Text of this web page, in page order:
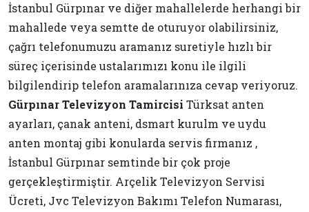
İstanbul Gürpınar ve diğer mahallelerde herhangi bir
mahallede veya semtte de oturuyor olabilirsiniz,
çağrı telefonumuzu aramanız suretiyle hızlı bir
süreç içerisinde ustalarımızı konu ile ilgili
bilgilendirip telefon aramalarınıza cevap veriyoruz.
Gürpınar Televizyon Tamircisi Türksat anten
ayarları, çanak anteni, dsmart kurulm ve uydu
anten montaj gibi konularda servis firmanız ,
İstanbul Gürpınar semtinde bir çok proje
gerçekleştirmiştir. Arçelik Televizyon Servisi
Ücreti, Jvc Televizyon Bakımı Telefon Numarası,